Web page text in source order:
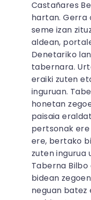
Castañares
hartan. Gerra
seme izan
aldean,
Denetariko
tabernara.
eraiki zuten
inguruan.
honetan
paisaia
pertsonak ere
ere, bertako
zuten ingurua
Taberna
bidean
neguan batez